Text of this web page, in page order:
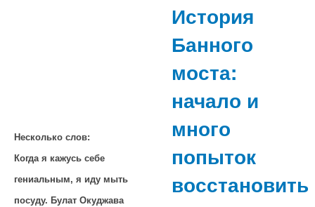
Несколько слов:
Когда я кажусь себе
гениальным, я иду мыть
посуду. Булат Окуджава
История
Банного
моста:
начало и
много
попыток
восстановить